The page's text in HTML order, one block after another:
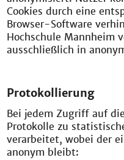
Cookies durch eine
Browser-Software
Hochschule Mannheim
ausschließlich in
Protokollierung
Bei jedem Zugriff auf
Protokolle zu
verarbeitet, wobei der
anonym bleibt: